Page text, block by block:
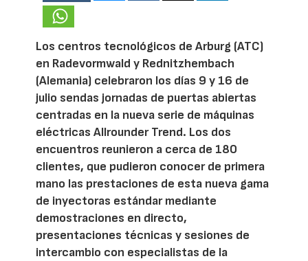
Los centros tecnológicos de Arburg (ATC)
en Radevormwald y Rednitzhembach
(Alemania) celebraron los días 9 y 16 de
julio sendas jornadas de puertas abiertas
centradas en la nueva serie de máquinas
eléctricas Allrounder Trend. Los dos
encuentros reunieron a cerca de 180
clientes, que pudieron conocer de primera
mano las prestaciones de esta nueva gama
de inyectoras estándar mediante
demostraciones en directo,
presentaciones técnicas y sesiones de
intercambio con especialistas de la